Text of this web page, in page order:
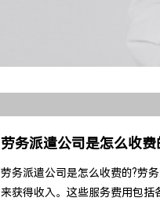
劳务派遣公司是怎么收费
劳务派遣公司是怎么收费的?劳
来获得收入。这些服务费用包括